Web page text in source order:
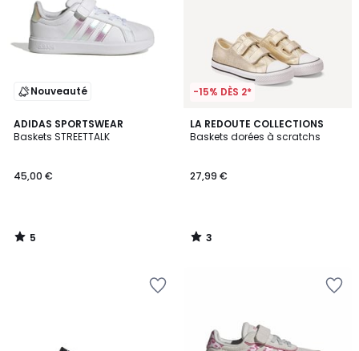
Nouveauté
ADIDAS SPORTSWEAR
Baskets STREETTALK
45,00 €
5
/
5
/
-15% DÈS 2*
LA REDOUTE COLLECTIONS
Baskets dorées à scratchs
27,99 €
3
/
3
/